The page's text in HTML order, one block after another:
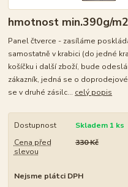
hmotnost min.390g/
Panel čtverce - zasíláme
samostatně v krabici (do jedné
košíčku i další zboží, bude
zákazník, jedná se o
se v druhé zásilc... celý popis
Dostupnost
Skladem 1 ks
Cena před
slevou
330 Kč
Nejsme plátci DPH